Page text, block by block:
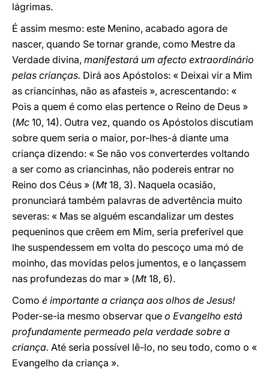
lágrimas.
É assim mesmo: este Menino, acabado agora de
nascer, quando Se tornar grande, como Mestre da
Verdade divina, manifestará um afecto extraordinário
pelas crianças. Dirá aos Apóstolos: « Deixai vir a Mim
as criancinhas, não as afasteis », acrescentando: «
Pois a quem é como elas pertence o Reino de Deus »
(Mc 10, 14). Outra vez, quando os Apóstolos discutiam
sobre quem seria o maior, por-lhes-á diante uma
criança dizendo: « Se não vos converterdes voltando
a ser como as criancinhas, não podereis entrar no
Reino dos Céus » (Mt18, 3). Naquela ocasião,
pronunciará também palavras de advertência muito
severas: « Mas se alguém escandalizar um destes
pequeninos que crêem em Mim, seria preferível que
lhe suspendessem em volta do pescoço uma mó de
moinho, das movidas pelos jumentos, e o lançassem
nas profundezas do mar » (Mt18, 6).
Como é importante a criança aos olhos de Jesus!
Poder-se-ia mesmo observar que o Evangelho está
profundamente permeado pela verdade sobre a
criança. Até seria possível lê-lo, no seu todo, como o «
Evangelho da criança ».